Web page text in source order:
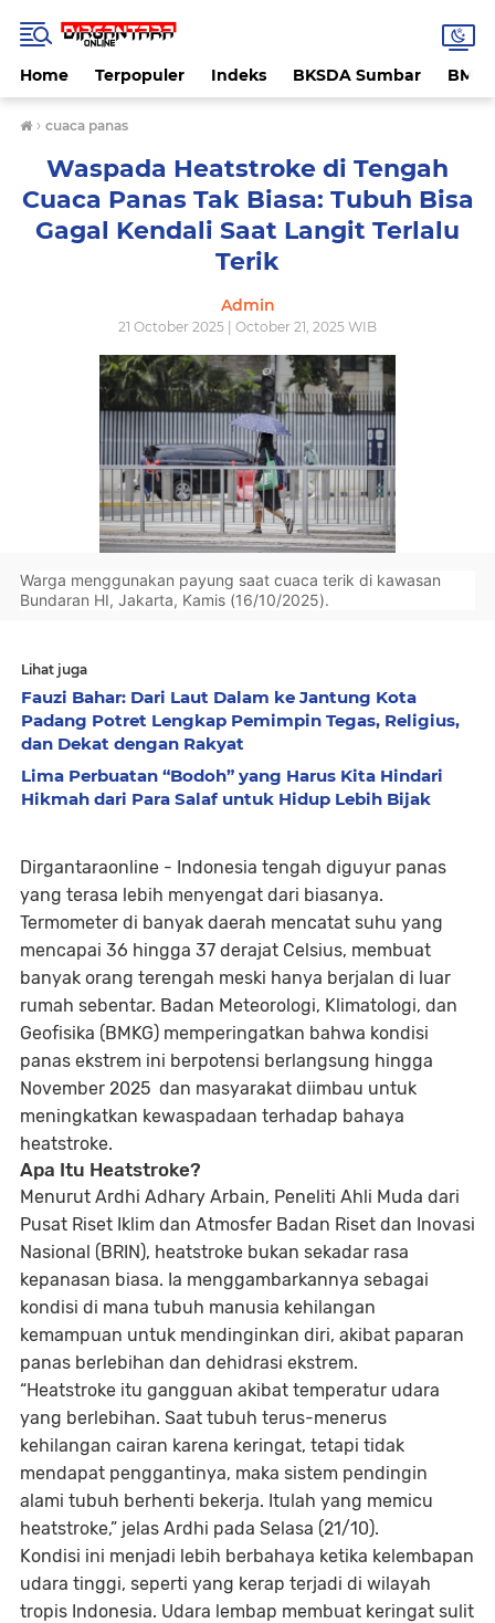
Home Terpopuler Indeks BKSDA Sumbar
› cuaca panas
Waspada Heatstroke di Tengah
Cuaca Panas Tak Biasa: Tubuh Bisa
Gagal Kendali Saat Langit Terlalu
Terik
Admin
21 October 2025 | October 21, 2025 WIB
Warga menggunakan payung saat cuaca terik di kawasan
Bundaran HI, Jakarta, Kamis (16/10/2025).
Lihat juga
Fauzi Bahar: Dari Laut Dalam ke Jantung Kota
Padang Potret Lengkap Pemimpin Tegas, Religius,
dan Dekat dengan Rakyat
Lima Perbuatan “Bodoh” yang Harus Kita Hindari
Hikmah dari Para Salaf untuk Hidup Lebih Bijak
Dirgantaraonline - Indonesia tengah diguyur panas
yang terasa lebih menyengat dari biasanya.
Termometer di banyak daerah mencatat suhu yang
mencapai 36 hingga 37 derajat Celsius, membuat
banyak orang terengah meski hanya berjalan di luar
rumah sebentar. Badan Meteorologi, Klimatologi, dan
Geofisika (BMKG) memperingatkan bahwa kondisi
panas ekstrem ini berpotensi berlangsung hingga
November 2025 dan masyarakat diimbau untuk
meningkatkan kewaspadaan terhadap bahaya
heatstroke.
Apa Itu Heatstroke?
Menurut Ardhi Adhary Arbain, Peneliti Ahli Muda dari
Pusat Riset Iklim dan Atmosfer Badan Riset dan Inovasi
Nasional (BRIN), heatstroke bukan sekadar rasa
kepanasan biasa. Ia menggambarkannya sebagai
kondisi di mana tubuh manusia kehilangan
kemampuan untuk mendinginkan diri, akibat paparan
panas berlebihan dan dehidrasi ekstrem.
“Heatstroke itu gangguan akibat temperatur udara
yang berlebihan. Saat tubuh terus-menerus
kehilangan cairan karena keringat, tetapi tidak
mendapat penggantinya, maka sistem pendingin
alami tubuh berhenti bekerja. Itulah yang memicu
heatstroke,” jelas Ardhi pada Selasa (21/10).
Kondisi ini menjadi lebih berbahaya ketika kelembapan
udara tinggi, seperti yang kerap terjadi di wilayah
tropis Indonesia. Udara lembap membuat keringat sulit